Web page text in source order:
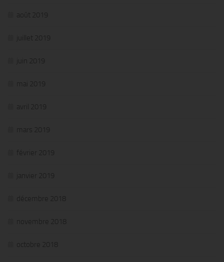
août 2019
juillet 2019
juin 2019
mai 2019
avril 2019
mars 2019
février 2019
janvier 2019
décembre 2018
novembre 2018
octobre 2018